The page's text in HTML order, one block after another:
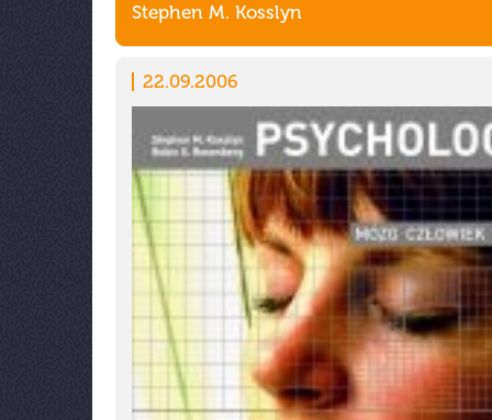
Stephen M. Kosslyn
22.09.2006